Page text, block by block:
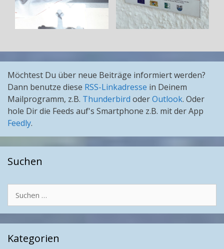
Möchtest Du über neue Beiträge informiert werden?
Dann benutze diese RSS-Linkadresse in Deinem
Mailprogramm, z.B. Thunderbird oderOutlook. Oder
hole Dir die Feeds auf's Smartphone z.B. mit der App
Feedly.
Suchen
nach:
Kategorien